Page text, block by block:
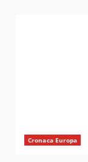
Cronaca Europa